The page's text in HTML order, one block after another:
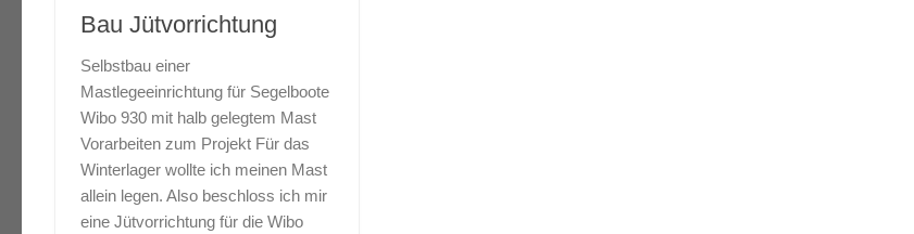
Bau Jütvorrichtung
Selbstbau einer
Mastlegeeinrichtung für Segelboote
Wibo 930 mit halb gelegtem Mast
Vorarbeiten zum Projekt Für das
Winterlager wollte ich meinen Mast
allein legen. Also beschloss ich mir
eine Jütvorrichtung für die Wibo